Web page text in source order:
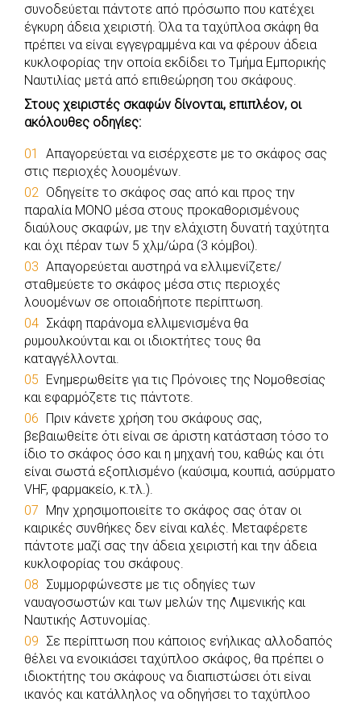
συνοδεύεται πάντοτε από πρόσωπο που κατέχει
έγκυρη άδεια χειριστή. Όλα τα ταχύπλοα σκάφη θα
πρέπει να είναι εγγεγραμμένα και να φέρουν άδεια
κυκλοφορίας την οποία εκδίδει το Τμήμα Εμπορικής
Ναυτιλίας μετά από επιθεώρηση του σκάφους.
Στους χειριστές σκαφών δίνονται, επιπλέον, οι
ακόλουθες οδηγίες:
Απαγορεύεται να εισέρχεστε με το σκάφος σας
στις περιοχές λουομένων.
Οδηγείτε το σκάφος σας από και προς την
παραλία ΜΟΝΟ μέσα στους προκαθορισμένους
διαύλους σκαφών, με την ελάχιστη δυνατή ταχύτητα
και όχι πέραν των 5 χλμ/ώρα (3 κόμβοι).
Απαγορεύεται αυστηρά να ελλιμενίζετε/
σταθμεύετε το σκάφος μέσα στις περιοχές
λουομένων σε οποιαδήποτε περίπτωση.
Σκάφη παράνομα ελλιμενισμένα θα
ρυμουλκούνται και οι ιδιοκτήτες τους θα
καταγγέλλονται.
Ενημερωθείτε για τις Πρόνοιες της Νομοθεσίας
και εφαρμόζετε τις πάντοτε.
Πριν κάνετε χρήση του σκάφους σας,
βεβαιωθείτε ότι είναι σε άριστη κατάσταση τόσο το
ίδιο το σκάφος όσο και η μηχανή του, καθώς και ότι
είναι σωστά εξοπλισμένο (καύσιμα, κουπιά, ασύρματο
VHF, φαρμακείο, κ.τλ.).
Μην χρησιμοποιείτε το σκάφος σας όταν οι
καιρικές συνθήκες δεν είναι καλές. Μεταφέρετε
πάντοτε μαζί σας την άδεια χειριστή και την άδεια
κυκλοφορίας του σκάφους.
Συμμορφώνεστε με τις οδηγίες των
ναυαγοσωστών και των μελών της Λιμενικής και
Ναυτικής Αστυνομίας.
Σε περίπτωση που κάποιος ενήλικας αλλοδαπός
θέλει να ενοικιάσει ταχύπλοο σκάφος, θα πρέπει ο
ιδιοκτήτης του σκάφους να διαπιστώσει ότι είναι
ικανός και κατάλληλος να οδηγήσει το ταχύπλοο